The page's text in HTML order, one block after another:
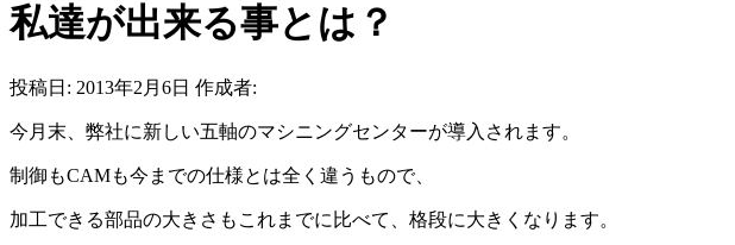
私達が出来る事とは？
投稿日: 2013年2月6日 作成者:
今月末、弊社に新しい五軸のマシニングセンターが導入されます。
制御もCAMも今までの仕様とは全く違うもので、
加工できる部品の大きさもこれまでに比べて、格段に大きくなります。